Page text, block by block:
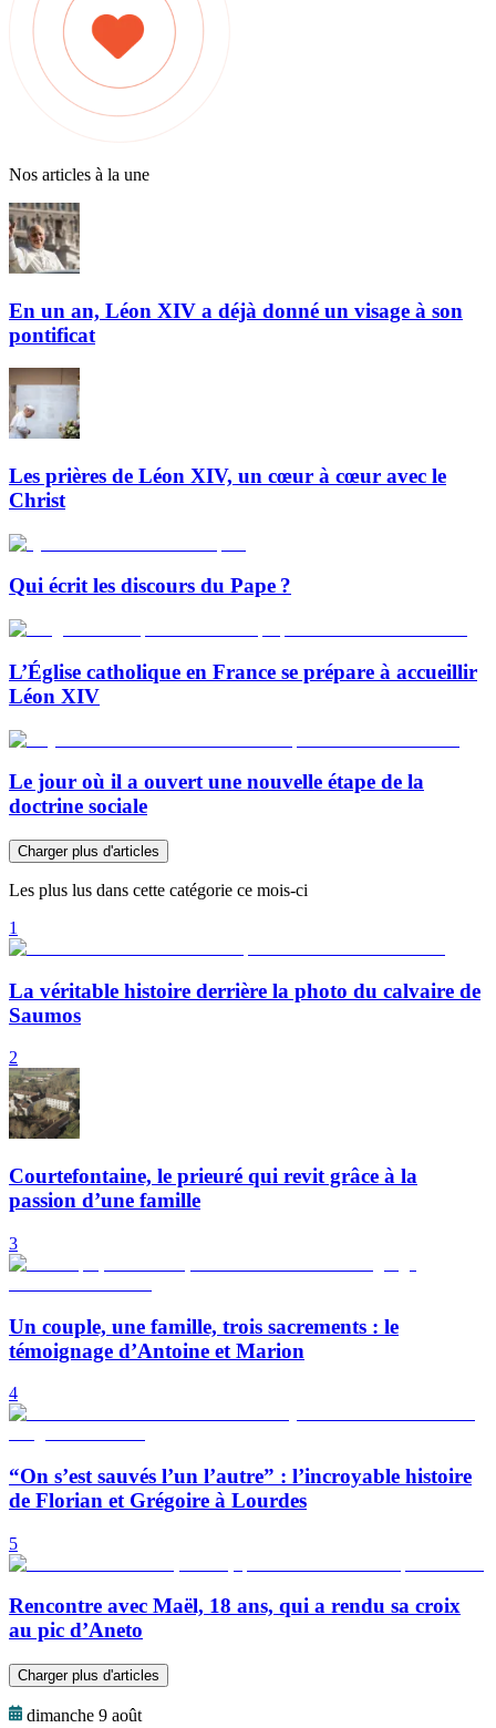
Nos articles à la une
En un an, Léon XIV a déjà donné un visage à son
pontificat
Les prières de Léon XIV, un cœur à cœur avec le
Christ
Qui écrit les discours du Pape ?
L’Église catholique en France se prépare à accueillir
Léon XIV
Le jour où il a ouvert une nouvelle étape de la
doctrine sociale
Charger plus d'articles
Les plus lus dans cette catégorie ce mois-ci
1
La véritable histoire derrière la photo du calvaire de
Saumos
2
Courtefontaine, le prieuré qui revit grâce à la
passion d’une famille
3
Un couple, une famille, trois sacrements : le
témoignage d’Antoine et Marion
4
“On s’est sauvés l’un l’autre” : l’incroyable histoire
de Florian et Grégoire à Lourdes
5
Rencontre avec Maël, 18 ans, qui a rendu sa croix
au pic d’Aneto
Charger plus d'articles
dimanche 9 août